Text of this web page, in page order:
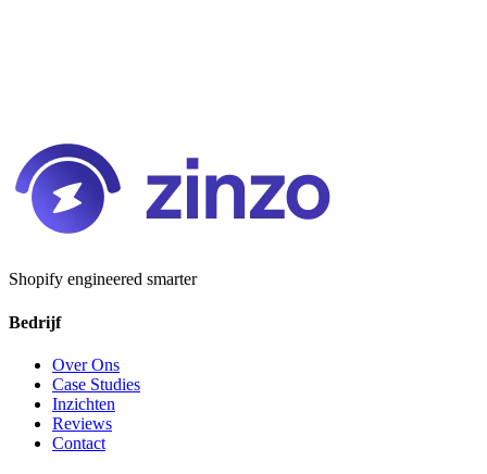
Shopify engineered smarter
Bedrijf
Over Ons
Case Studies
Inzichten
Reviews
Contact